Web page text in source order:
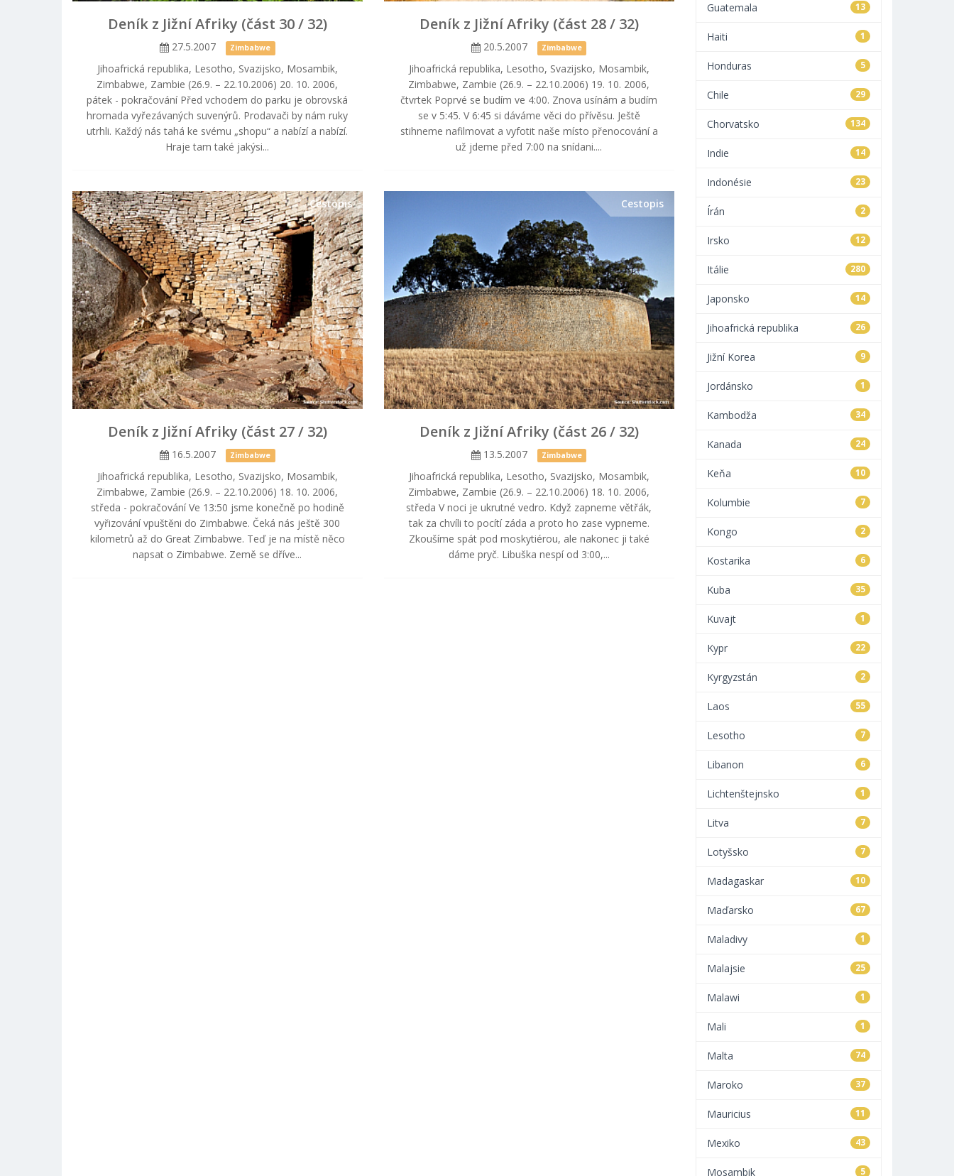
Deník z Jižní Afriky (část 30 / 32)
27.5.2007 Zimbabwe
Jihoafrická republika, Lesotho, Svazijsko, Mosambik,
Zimbabwe, Zambie (26.9. – 22.10.2006) 20. 10. 2006,
pátek - pokračování Před vchodem do parku je obrovská
hromada vyřezávaných suvenýrů. Prodavači by nám ruky
utrhli. Každý nás tahá ke svému „shopu“ a nabízí a nabízí.
Hraje tam také jakýsi...
Deník z Jižní Afriky (část 28 / 32)
20.5.2007 Zimbabwe
Jihoafrická republika, Lesotho, Svazijsko, Mosambik,
Zimbabwe, Zambie (26.9. – 22.10.2006) 19. 10. 2006,
čtvrtek Poprvé se budím ve 4:00. Znova usínám a budím
se v 5:45. V 6:45 si dáváme věci do přívěsu. Ještě
stihneme nafilmovat a vyfotit naše místo přenocování a
už jdeme před 7:00 na snídani....
Cestopis
Deník z Jižní Afriky (část 27 / 32)
16.5.2007 Zimbabwe
Jihoafrická republika, Lesotho, Svazijsko, Mosambik,
Zimbabwe, Zambie (26.9. – 22.10.2006) 18. 10. 2006,
středa - pokračování Ve 13:50 jsme konečně po hodině
vyřizování vpuštěni do Zimbabwe. Čeká nás ještě 300
kilometrů až do Great Zimbabwe. Teď je na místě něco
napsat o Zimbabwe. Země se dříve...
Cestopis
Deník z Jižní Afriky (část 26 / 32)
13.5.2007 Zimbabwe
Jihoafrická republika, Lesotho, Svazijsko, Mosambik,
Zimbabwe, Zambie (26.9. – 22.10.2006) 18. 10. 2006,
středa V noci je ukrutné vedro. Když zapneme větřák,
tak za chvíli to pocítí záda a proto ho zase vypneme.
Zkoušíme spát pod moskytiérou, ale nakonec ji také
dáme pryč. Libuška nespí od 3:00,...
13
Guatemala
1
Haiti
5
Honduras
29
Chile
134
Chorvatsko
14
Indie
23
Indonésie
2
Írán
12
Irsko
280
Itálie
14
Japonsko
26
Jihoafrická republika
9
Jižní Korea
1
Jordánsko
34
Kambodža
24
Kanada
10
Keňa
7
Kolumbie
2
Kongo
6
Kostarika
35
Kuba
1
Kuvajt
22
Kypr
2
Kyrgyzstán
55
Laos
7
Lesotho
6
Libanon
1
Lichtenštejnsko
7
Litva
7
Lotyšsko
10
Madagaskar
67
Maďarsko
1
Maladivy
25
Malajsie
1
Malawi
1
Mali
74
Malta
37
Maroko
11
Mauricius
43
Mexiko
5
Mosambik